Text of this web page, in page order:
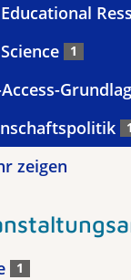
1
1
zeigen
1